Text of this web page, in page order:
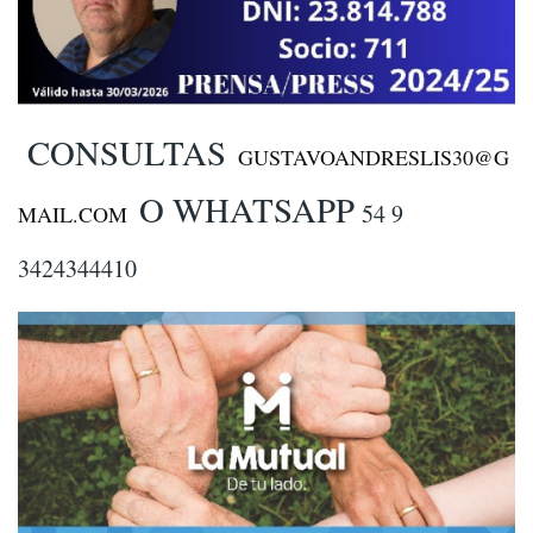
CONSULTAS GUSTAVOANDRESLIS30@G
MAIL.COM O WHATSAPP 54 9
3424344410